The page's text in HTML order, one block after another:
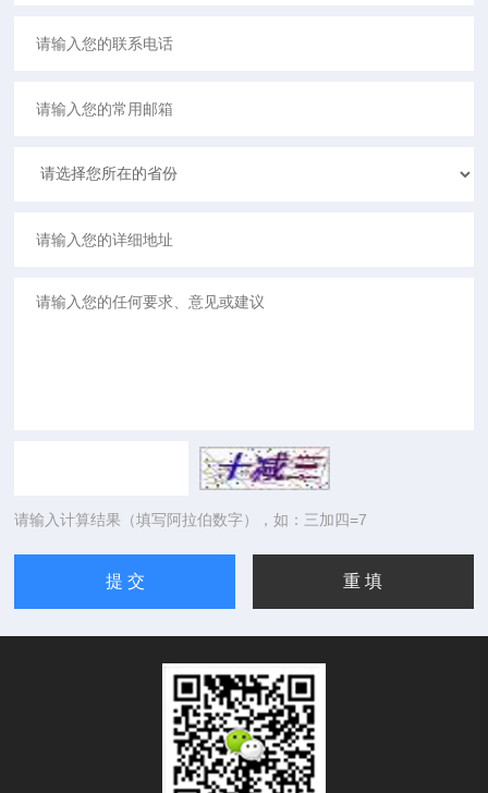
请输入计算结果（填写阿拉伯数字），如：三加四=7